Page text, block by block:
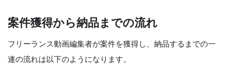
案件獲得から納品までの流れ
フリーランス動画編集者が案件を獲得し、納品するまでの一
連の流れは以下のようになります。